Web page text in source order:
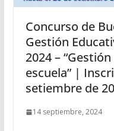
Concurso de
Gestión
2024 –
escuela” |
setiembre de
14 septiembre, 2024